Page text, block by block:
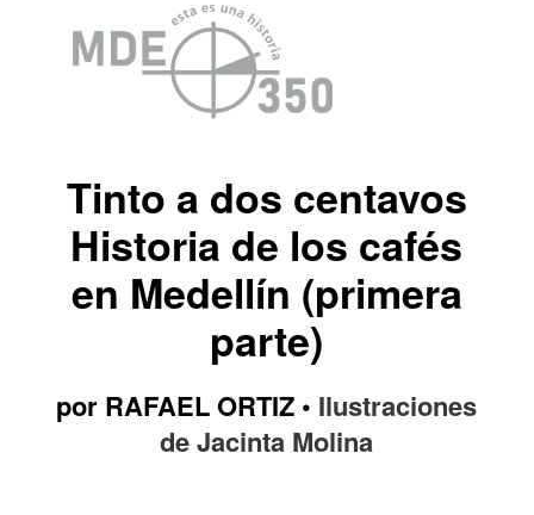
Tinto a dos centavos
Historia de los cafés
en Medellín (primera
parte)
por RAFAEL ORTIZ • Ilustraciones
de Jacinta Molina